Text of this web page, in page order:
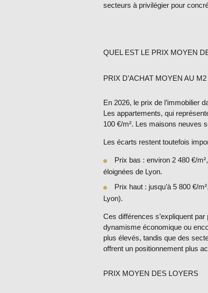
secteurs à privilégier pour
QUEL EST LE PRIX MOYEN
PRIX D’ACHAT MOYEN AU
En 2026, le prix de l’immobilier
Les appartements, qui
100 €/m². Les maisons neuves
Les écarts restent toutefois
Prix bas : environ 2 480 €/m²
éloignées de Lyon.
Prix haut: jusqu’à 5 800 €/m²
Lyon).
Ces différences s’expliquent
dynamisme économique ou
plus élevés, tandis que des
offrent un positionnement plus
PRIX MOYEN DES LOYERS